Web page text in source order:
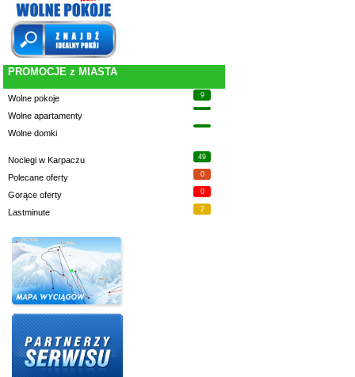
PROMOCJE z MIASTA
Wolne pokoje 9
Wolne apartamenty
Wolne domki
Noclegi w Karpaczu 49
Polecane oferty 0
Gorące oferty 0
Lastminute 2